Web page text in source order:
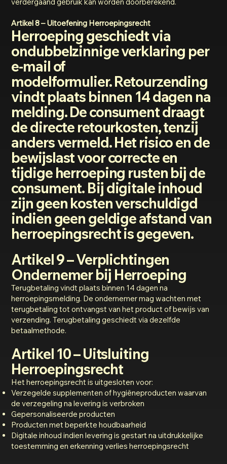
Artikel 8 – Uitoefening Herroepingsrecht
Herroeping geschiedt via
ondubbelzinnige verklaring per
e-mail of
modelformulier. Retourzending
vindt plaats binnen 14 dagen na
melding. De consument draagt
de directe retourkosten, tenzij
anders vermeld. Het risico en de
bewijslast voor correcte en
tijdige herroeping rusten bij de
consument. Bij digitale inhoud
zijn geen kosten verschuldigd
indien geen geldige afstand van
herroepingsrecht is gegeven.
Artikel 9 – Verplichtingen
Ondernemer bij Herroeping
Terugbetaling vindt plaats binnen 14 dagen na
herroepingsmelding. De ondernemer mag wachten met
terugbetaling tot ontvangst van het product of bewijs van
verzending. Terugbetaling geschiedt via dezelfde
betaalmethode.
Artikel 10 – Uitsluiting
Herroepingsrecht
Het herroepingsrecht is uitgesloten voor:
Verzegelde supplementen of hygiëneproducten waarvan
de verzegeling na levering is verbroken
Gepersonaliseerde producten
Producten met beperkte houdbaarheid
Digitale inhoud indien levering is gestart na uitdrukkelijke
toestemming en erkenning verlies herroepingsrecht